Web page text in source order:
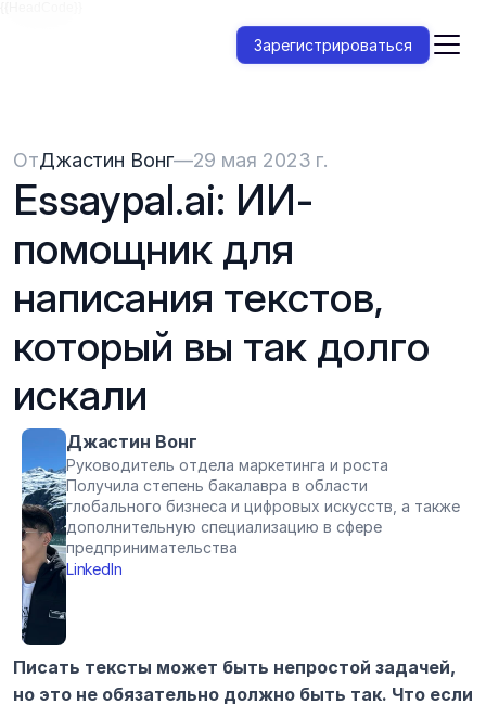
Зарегистрироваться
ОтДжастин Вонг—29 мая 2023 г.
Essaypal.ai: ИИ-
помощник для
написания текстов,
который вы так долго
искали
Джастин Вонг
Руководитель отдела маркетинга и роста
Получила степень бакалавра в области
глобального бизнеса и цифровых искусств, а также
дополнительную специализацию в сфере
предпринимательства
LinkedIn
Писать тексты может быть непростой задачей,
но это не обязательно должно быть так. Что если